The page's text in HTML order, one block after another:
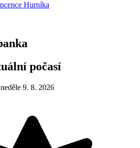
Hurníka
počasí
9. 8. 2026